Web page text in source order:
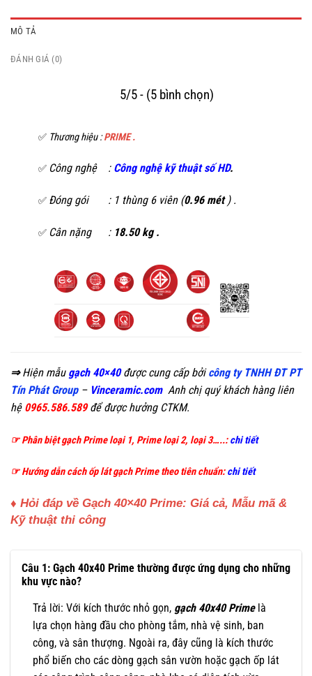
MÔ TẢ
ĐÁNH GIÁ (0)
5/5 - (5 bình chọn)
✅ Thương hiệu :PRIME .
✅ Công nghệ : Công nghệ kỹ thuật số HD.
✅ Đóng gói : 1 thùng 6 viên (0.96 mét) .
✅ Cân nặng : 18.50 kg .
⇒Hiện mẫu gạch 40×40được cung cấp bởicông ty TNHH ĐT PT
Tín Phát Group – Vinceramic.com Anh chị quý khách hàng liên
hệ 0965.586.589để được hưởng CTKM.
☞ Phân biệt gạch Prime loại 1, Prime loại 2, loại 3…..:chi tiết
☞ Hướng dẫn cách ốp lát gạch Prime theo tiên chuẩn:chi tiết
♦ Hỏi đáp về Gạch 40×40 Prime: Giá cả, Mẫu mã &
Kỹ thuật thi công
Câu 1: Gạch 40x40 Prime thường được ứng dụng cho những
khu vực nào?
Trả lời: Với kích thước nhỏ gọn, gạch 40x40 Primelà
lựa chọn hàng đầu cho phòng tắm, nhà vệ sinh, ban
công, và sân thượng. Ngoài ra, đây cũng là kích thước
phổ biến cho các dòng gạch sân vườn hoặc gạch ốp lát